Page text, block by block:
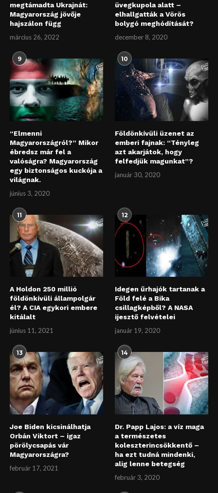
megtámadta Ukrajnát:
Magyarország jövője
hajszálon függ
március 26, 2022
üvegkupola alatt –
elhallgatták a Vörös
bolygó meghódítását?
december 8, 2020
9
“Elmenni
Magyarországról?” Mikor
ébredsz már fel a
valóságra? Magyarország
egy biztonságos kuckója a
világnak.
június 3, 2020
10
Földönkívüli üzenet az
emberi fajnak: “Tényleg
azt akarjátok, hogy
felfedjük magunkat”?
január 30, 2020
11
A Holdon 250 millió
földönkívüli állampolgár
él? A CIA egykori embere
kitálalt
június 11, 2021
12
Idegen űrhajók tartanak a
Föld felé a Bika
csillagképből? A NASA
ijesztő felvételei
január 19, 2020
13
Joe Biden kicsinálhatja
Orbán Viktort – igaz
pörölycsapás vár
Magyarországra?
február 17, 2021
14
Dr. Papp Lajos: a víz maga
a természetes
koleszterincsökkentő –
ha ezt tudná mindenki,
alig lenne betegség
február 3, 2020